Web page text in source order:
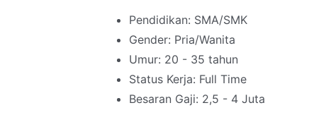
Pendidikan: SMA/SMK
Gender: Pria/Wanita
Umur: 20 - 35 tahun
Status Kerja: Full Time
Besaran Gaji: 2,5 - 4 Juta